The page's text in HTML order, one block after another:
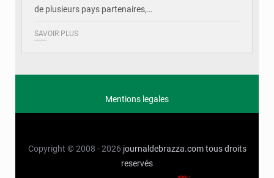
de plusieurs pays partenaires,…
SAVOIR PLUS
Mentions legales
Copyright © 2008 - 2026 journaldebrazza.com tous droits
reservés